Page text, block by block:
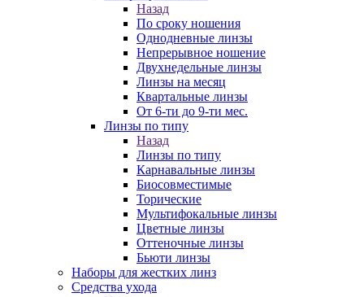
Назад
По сроку ношения
Однодневные линзы
Непрерывное ношение
Двухнедельные линзы
Линзы на месяц
Квартальные линзы
От 6-ти до 9-ти мес.
Линзы по типу
Назад
Линзы по типу
Карнавальные линзы
Биосовместимые
Торические
Мультифокальные линзы
Цветные линзы
Оттеночные линзы
Бьюти линзы
Наборы для жестких линз
Средства ухода